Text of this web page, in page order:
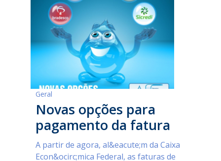
Geral
Novas opções para
pagamento da fatura
A partir de agora, al&eacute;m da Caixa
Econ&ocirc;mica Federal, as faturas de